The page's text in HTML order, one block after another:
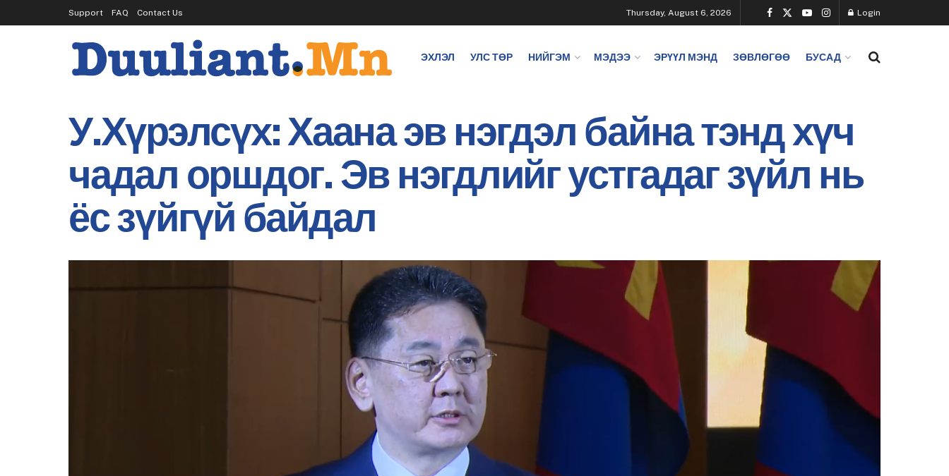
Support FAQ Contact Us Thursday, August 6, 2026 Login
ЭХЛЭЛ УЛС ТӨР НИЙГЭМ МЭДЭЭ ЭРҮҮЛ МЭНД ЗӨВЛӨГӨӨ БУСАД
У.Хүрэлсүх: Хаана эв нэгдэл байна тэнд хүч
чадал оршдог. Эв нэгдлийг устгадаг зүйл нь
ёс зүйгүй байдал